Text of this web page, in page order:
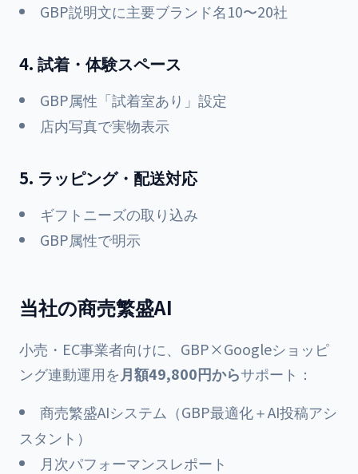
GBP説明文に主要ブランド名10〜20社
4. 試着・体験スペース
GBP属性「試着室あり」設定
店内写真で実物表示
5. ラッピング・配送対応
ギフトニーズの取り込み
GBP属性で明示
当社の商売繁盛AI
小売・EC事業者向けに、GBP×Googleショッピ
ング連動運用を月額49,800円からサポート：
商売繁盛AIシステム（GBP最適化＋AI投稿アシ
スタント）
月次パフォーマンスレポート